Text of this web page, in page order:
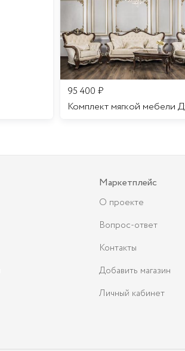
95 400 ₽
Маркетплейс
О проекте
Вопрос-ответ
Контакты
Добавить магазин
Личный кабинет